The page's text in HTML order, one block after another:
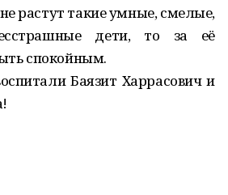
растут такие умные, смелые,
дети, то за её
спокойным.
Баязит Харрасович и